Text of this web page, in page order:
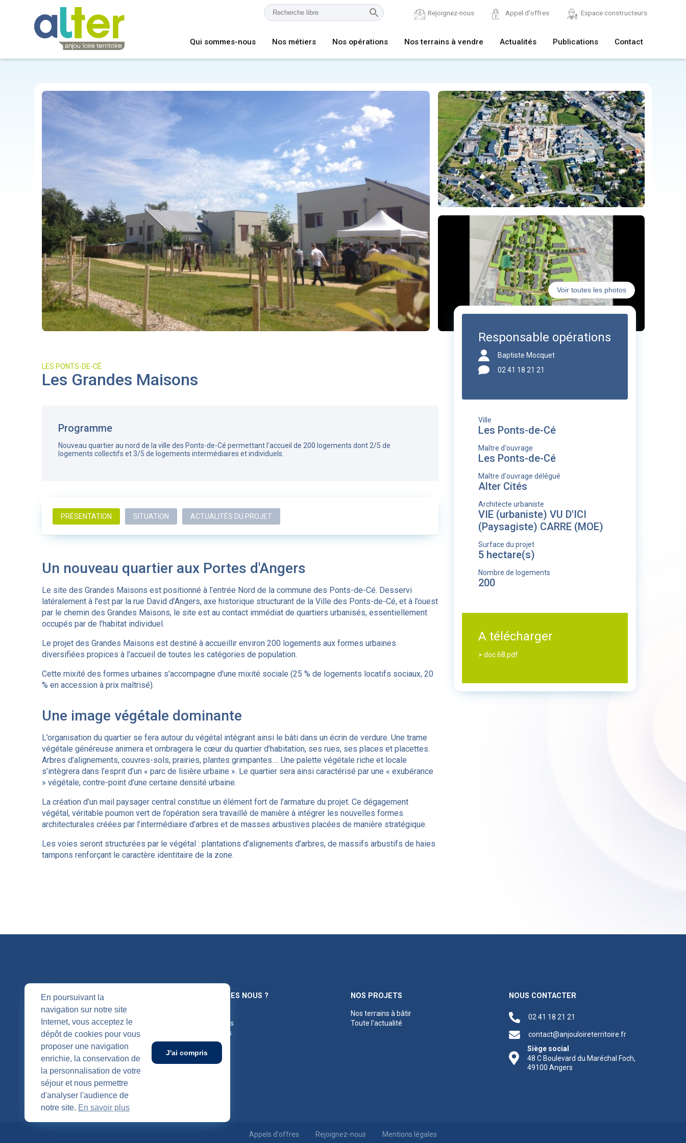
En poursuivant la
navigation sur notre site
Internet, vous acceptez le
dépôt de cookies pour vous
proposer une navigation
enrichie, la conservation de
la personnalisation de votre
séjour et nous permettre
d'analyser l'audience de
notre site. En savoir plus
J'ai compris
Rejoignez-nous Appel d'offres Espace constructeurs
Qui sommes-nous Nos métiers Nos opérations Nos terrains à vendre Actualités Publications Contact
Voir toutes les photos
LES PONTS-DE-CÉ
Les Grandes Maisons
Programme
Nouveau quartier au nord de la ville des Ponts-de-Cé permettant l'accueil de 200 logements dont 2/5 de
logements collectifs et 3/5 de logements intermédiaires et individuels.
PRÉSENTATION SITUATION ACTUALITÉS DU PROJET
Un nouveau quartier aux Portes d'Angers
Le site des Grandes Maisons est positionné à l’entrée Nord de la commune des Ponts-de-Cé. Desservi
latéralement à l’est par la rue David d’Angers, axe historique structurant de la Ville des Ponts-de-Cé, et à l’ouest
par le chemin des Grandes Maisons, le site est au contact immédiat de quartiers urbanisés, essentiellement
occupés par de l’habitat individuel.
Le projet des Grandes Maisons est destiné à accueillir environ 200 logements aux formes urbaines
diversifiées propices à l'accueil de toutes les catégories de population.
Cette mixité des formes urbaines s'accompagne d'une mixité sociale (25 % de logements locatifs sociaux, 20
% en accession à prix maîtrisé).
Une image végétale dominante
L’organisation du quartier se fera autour du végétal intégrant ainsi le bâti dans un écrin de verdure. Une trame
végétale généreuse animera et ombragera le cœur du quartier d’habitation, ses rues, ses places et placettes.
Arbres d’alignements, couvres-sols, prairies, plantes grimpantes…. Une palette végétale riche et locale
s’intègrera dans l’esprit d’un « parc de lisière urbaine ». Le quartier sera ainsi caractérisé par une « exubérance
» végétale, contre-point d’une certaine densité urbaine.
La création d’un mail paysager central constitue un élément fort de l’armature du projet. Ce dégagement
végétal, véritable poumon vert de l’opération sera travaillé de manière à intégrer les nouvelles formes
architecturales créées par l’intermédiaire d’arbres et de masses arbustives placées de manière stratégique.
Les voies seront structurées par le végétal : plantations d’alignements d’arbres, de massifs arbustifs de haies
tampons renforçant le caractère identitaire de la zone.
Responsable opérations
Baptiste Mocquet
02 41 18 21 21
Ville
Les Ponts-de-Cé
Maître d'ouvrage
Les Ponts-de-Cé
Maître d'ouvrage délégué
Alter Cités
Architecte urbaniste
VIE (urbaniste) VU D'ICI
(Paysagiste) CARRE (MOE)
Surface du projet
5 hectare(s)
Nombre de logements
200
A télécharger
> doc.68.pdf
SUIVEZ-NOUS
QUI SOMMES NOUS ?
Nos agences
Publications
NOS PROJETS
Nos terrains à bâtir
Toute l'actualité
NOUS CONTACTER
02 41 18 21 21
contact@anjouloireterritoire.fr
Siège social
48 C Boulevard du Maréchal Foch,
49100 Angers
Appels d'offres Rejoignez-nous Mentions légales